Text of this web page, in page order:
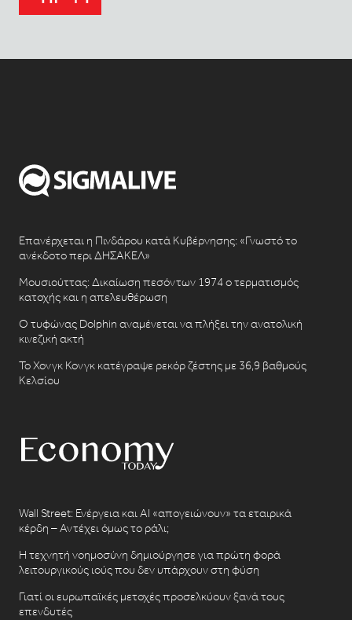
Επανέρχεται η Πινδάρου κατά Κυβέρνησης: «Γνωστό το
ανέκδοτο περι ΔΗΣΑΚΕΛ»
Μουσιούττας: Δικαίωση πεσόντων 1974 ο τερματισμός
κατοχής και η απελευθέρωση
Ο τυφώνας Dolphin αναμένεται να πλήξει την ανατολική
κινεζική ακτή
Το Χονγκ Κονγκ κατέγραψε ρεκόρ ζέστης με 36,9 βαθμούς
Κελσίου
Wall Street: Ενέργεια και AI «απογειώνουν» τα εταιρικά
κέρδη – Αντέχει όμως το ράλι;
Η τεχνητή νοημοσύνη δημιούργησε για πρώτη φορά
λειτουργικούς ιούς που δεν υπάρχουν στη φύση
Γιατί οι ευρωπαϊκές μετοχές προσελκύουν ξανά τους
επενδυτές